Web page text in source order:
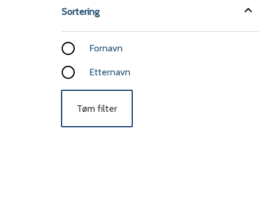
Sortering
Fornavn
Etternavn
Tøm filter